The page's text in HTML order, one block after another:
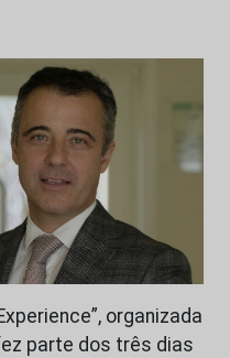
organizada
parte dos três dias